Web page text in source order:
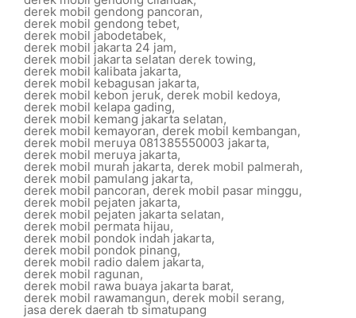
derek mobil gendong pancoran,
derek mobil gendong tebet,
derek mobil jabodetabek,
derek mobil jakarta 24 jam,
derek mobil jakarta selatan derek towing,
derek mobil kalibata jakarta,
derek mobil kebagusan jakarta,
derek mobil kebon jeruk, derek mobil kedoya,
derek mobil kelapa gading,
derek mobil kemang jakarta selatan,
derek mobil kemayoran, derek mobil kembangan,
derek mobil meruya 081385550003 jakarta,
derek mobil meruya jakarta,
derek mobil murah jakarta, derek mobil palmerah,
derek mobil pamulang jakarta,
derek mobil pancoran,derek mobil pasar minggu,
derek mobil pejaten jakarta,
derek mobil pejaten jakarta selatan,
derek mobil permata hijau,
derek mobil pondok indah jakarta,
derek mobil pondok pinang,
derek mobil radio dalem jakarta,
derek mobil ragunan,
derek mobil rawa buaya jakarta barat,
derek mobil rawamangun, derek mobil serang,
jasa derek daerah tb simatupang